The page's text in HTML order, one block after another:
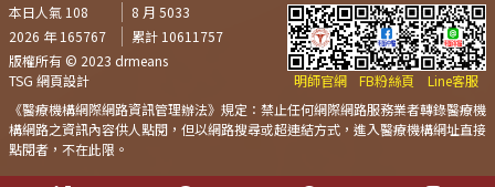
本日人氣 108
8 月 5033
2026 年 165767
累計 10611757
版權所有 © 2023 drmeans
TSG 網頁設計
明師官網 FB粉絲頁
Line客服
《醫療機構網際網路資訊管理辦法》規定：禁止任何網際網路服務業者轉錄醫療機
構網路之資訊內容供人點閱，但以網路搜尋或超連結方式，進入醫療機構網址直接
點閱者，不在此限。